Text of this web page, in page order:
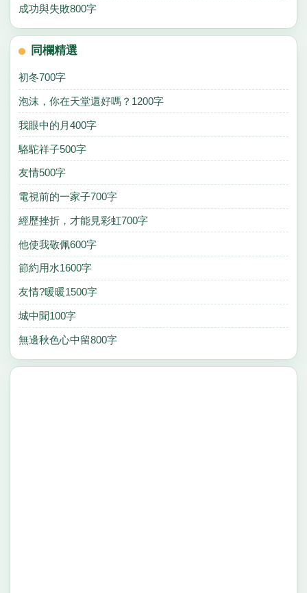
成功與失敗800字
同欄精選
初冬700字
泡沫，你在天堂還好嗎？1200字
我眼中的月400字
駱駝祥子500字
友情500字
電視前的一家子700字
經歷挫折，才能見彩虹700字
他使我敬佩600字
節約用水1600字
友情?暖暖1500字
城中聞100字
無邊秋色心中留800字